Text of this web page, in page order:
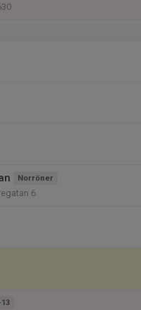
Norröner
6